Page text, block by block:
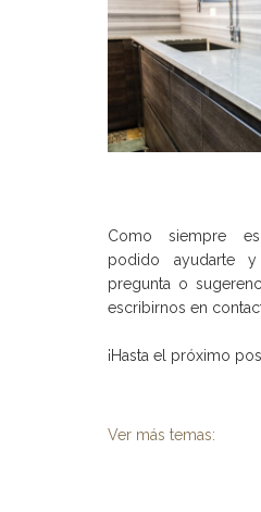
Como siempre
podido ayudarte
pregunta o
escribirnos en
¡Hasta el próximo
Ver más temas: